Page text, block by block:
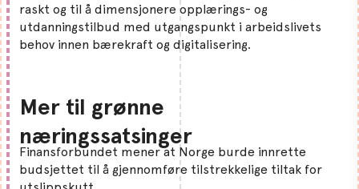
raskt og til å dimensjonere opplærings- og
utdanningstilbud med utgangspunkt i arbeidslivets
behov innen bærekraft og digitalisering.
Mer til grønne
næringssatsinger
Finansforbundet mener at Norge burde innrette
budsjettet til å gjennomføre tilstrekkelige tiltak for